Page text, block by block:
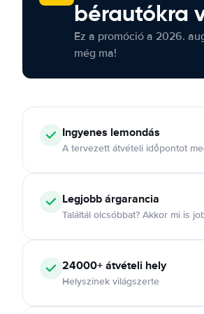
bérautókra
Ez a promóció a 2026.
még ma!
Ingyenes lemondás
A tervezett átvételi időpontot
Legjobb árgarancia
Találtál olcsóbbat? Akkor mi is
24000+ átvételi hely
Helyszínek világszerte